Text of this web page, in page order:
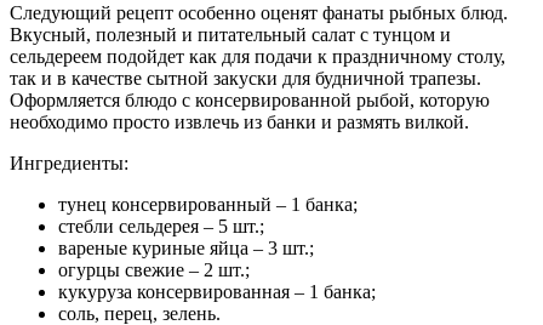
Следующий рецепт особенно оценят фанаты рыбных блюд.
Вкусный, полезный и питательный салат с тунцом и
сельдереем подойдет как для подачи к праздничному столу,
так и в качестве сытной закуски для будничной трапезы.
Оформляется блюдо с консервированной рыбой, которую
необходимо просто извлечь из банки и размять вилкой.
Ингредиенты:
тунец консервированный – 1 банка;
стебли сельдерея – 5 шт.;
вареные куриные яйца – 3 шт.;
огурцы свежие – 2 шт.;
кукуруза консервированная – 1 банка;
соль, перец, зелень.